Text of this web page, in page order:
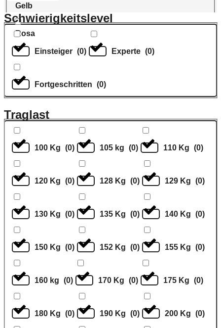
Gelb
Rosa
Schwierigkeitslevel
Einsteiger (0) Experte (0)
Fortgeschritten (0)
Traglast
100 Kg (0) 105 kg (0) 110 Kg (0)
120 Kg (0) 128 Kg (0) 129 Kg (0)
130 Kg (0) 135 Kg (0) 140 Kg (0)
150 Kg (0) 152 Kg (0) 155 Kg (0)
160 kg (0) 170 Kg (0) 175 Kg (0)
180 Kg (0) 190 Kg (0) 200 Kg (0)